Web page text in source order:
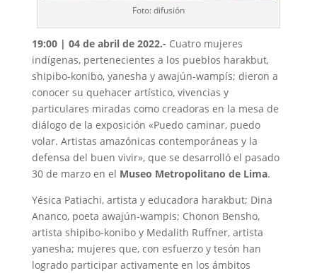
Foto: difusión
19:00 | 04 de abril de 2022.- Cuatro mujeres
indígenas, pertenecientes a los pueblos harakbut,
shipibo-konibo, yanesha y awajún-wampís; dieron a
conocer su quehacer artístico, vivencias y
particulares miradas como creadoras en la mesa de
diálogo de la exposición «Puedo caminar, puedo
volar. Artistas amazónicas contemporáneas y la
defensa del buen vivir», que se desarrolló el pasado
30 de marzo en el Museo Metropolitano de Lima.
Yésica Patiachi, artista y educadora harakbut; Dina
Ananco, poeta awajún-wampis; Chonon Bensho,
artista shipibo-konibo y Medalith Ruffner, artista
yanesha; mujeres que, con esfuerzo y tesón han
logrado participar activamente en los ámbitos